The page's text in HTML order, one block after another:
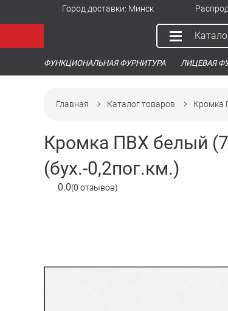
Город доставки: Минск
ФУНКЦИОНАЛЬНАЯ ФУРНИТУРА ЛИЦЕВАЯ
Главная Каталог товаров Кромка
Кромка ПВХ белый
(бух.-0,2пог.км.)
0.0(0 отзывов)